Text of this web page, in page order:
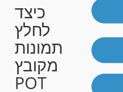
כיצד
לחלץ
תמונות
מקובץ
POT